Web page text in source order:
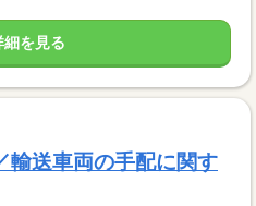
細を見る
輸送車両の手配に関す